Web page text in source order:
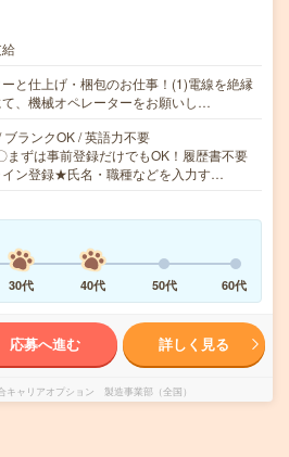
と仕上げ・梱包のお仕事！(1)電線を絶縁
、機械オペレーターをお願いし…
ランクOK / 英語力不要
ずは事前登録だけでもOK！履歴書不要
イン登録★氏名・職種などを入力す…
30代 40代 50代 60代
応募へ進む 詳しく見る
キャリアオプション 製造事業部（全国）